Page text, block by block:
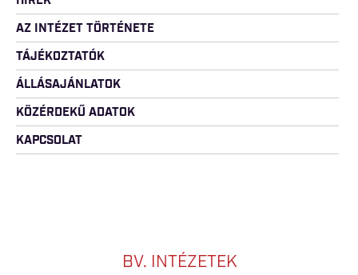
AZ INTÉZET TÖRTÉNETE
TÁJÉKOZTATÓK
ÁLLÁSAJÁNLATOK
KÖZÉRDEKŰ ADATOK
KAPCSOLAT
BV. INTÉZETEK